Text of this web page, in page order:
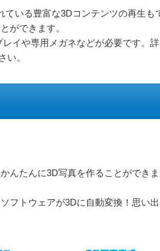
ている豊富な3Dコンテンツの再生も
ができます。
イや専用メガネなどが必要です。詳
い。
んたんに3D写真を作ることができま
フトウェアが3Dに自動変換！思い出